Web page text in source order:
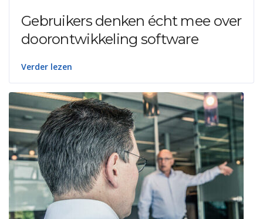
Gebruikers denken écht mee over
doorontwikkeling software
Verder lezen